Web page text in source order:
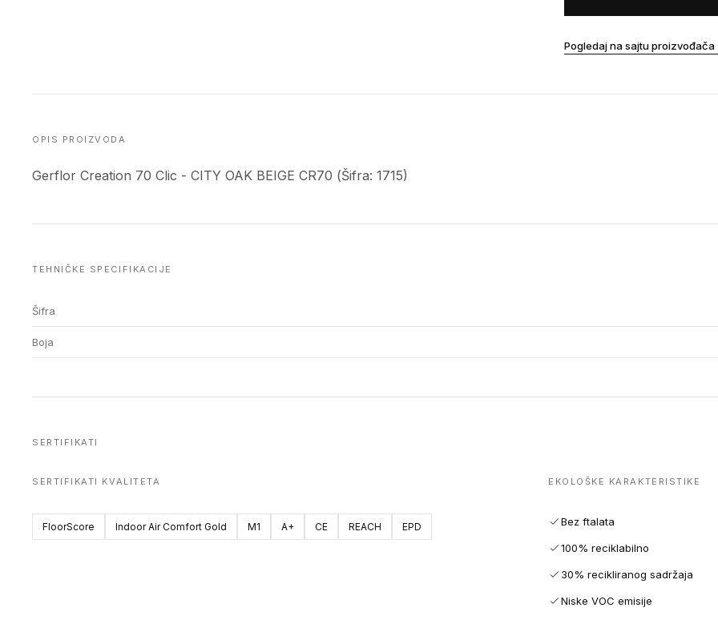
Pogledaj na sajtu proizvođača
OPIS PROIZVODA
Gerflor Creation 70 Clic - CITY OAK BEIGE CR70 (Šifra: 1715)
TEHNIČKE SPECIFIKACIJE
Šifra
Boja
SERTIFIKATI
SERTIFIKATI KVALITETA
FloorScore Indoor Air Comfort Gold M1 A+ CE REACH EPD
EKOLOŠKE KARAKTERISTIKE
Bez ftalata
100% reciklabilno
30% recikliranog sadržaja
Niske VOC emisije